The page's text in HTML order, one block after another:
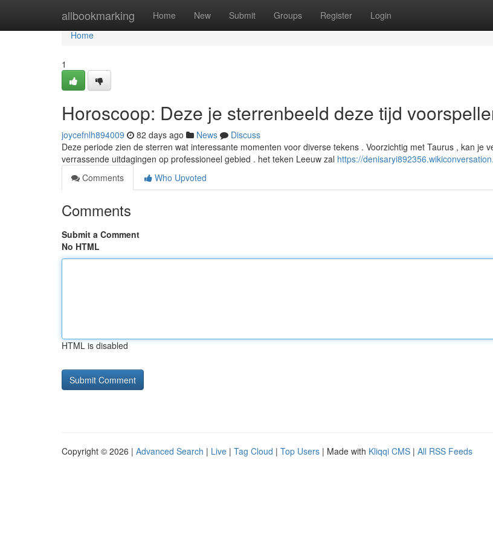
allbookmarking Home New Submit Groups Register Login
Home
Home
1
Horoscoop: Deze je sterrenbeeld deze tijd
joycefnlh894009 82 days ago News
Discuss
Deze periode zien de sterren wat interessante momenten voor diverse tekens . Voorzichtig met Taurus , kan je
verrassende uitdagingen op professioneel gebied . het teken Leeuw zal https://
Comments
Who Upvoted
Comments
Submit a Comment
No HTML
HTML is disabled
Copyright © 2026 | Advanced Search | Live | Tag Cloud | Top Users | Made with Kliqqi CMS | All RSS Feeds